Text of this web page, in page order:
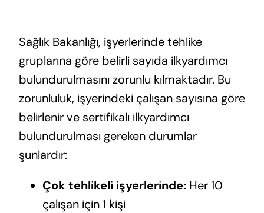
Sağlık Bakanlığı, işyerlerinde tehlike
gruplarına göre belirli sayıda ilkyardımcı
bulundurulmasını zorunlu kılmaktadır. Bu
zorunluluk, işyerindeki çalışan sayısına göre
belirlenir ve sertifikalı ilkyardımcı
bulundurulması gereken durumlar
şunlardır:
Çok tehlikeli işyerlerinde:Her 10
çalışan için 1 kişi